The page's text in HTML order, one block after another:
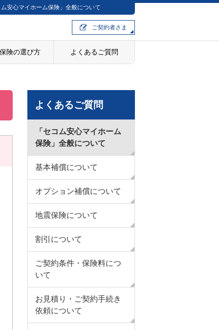
安心マイホーム保険」全般について
ご契約者さま
険の選び方 よくあるご質問
よくあるご質問
「セコム安心マイホーム
保険」全般について
基本補償について
オプション補償について
地震保険について
割引について
ご契約条件・保険料につ
いて
お見積り・ご契約手続き
依頼について